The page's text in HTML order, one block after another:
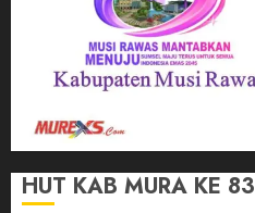
HUT KAB MURA KE 83